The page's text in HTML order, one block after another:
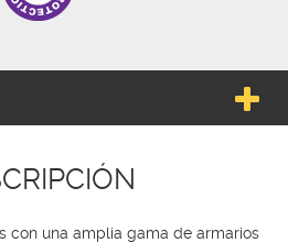
con una amplia gama de armarios